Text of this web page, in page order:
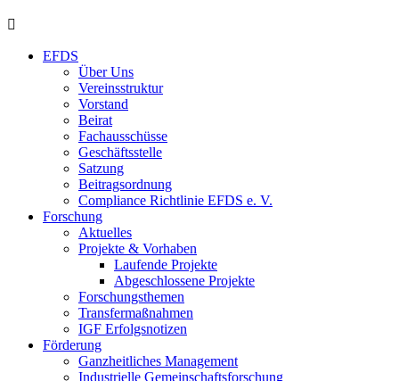
EFDS
Über Uns
Vereinsstruktur
Vorstand
Beirat
Fachausschüsse
Geschäftsstelle
Satzung
Beitragsordnung
Compliance Richtlinie EFDS e. V.
Forschung
Aktuelles
Projekte & Vorhaben
Laufende Projekte
Abgeschlossene Projekte
Forschungsthemen
Transfermaßnahmen
IGF Erfolgsnotizen
Förderung
Ganzheitliches Management
Industrielle Gemeinschaftsforschung